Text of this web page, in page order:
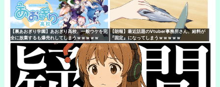
【裏あおぎり学園】あおぎり高校、一般ウケを完
全に放棄するも爆売れしてしまうｗｗｗｗｗ
【朗報】最近話題のVtuber事務所さん、給料が
『固定』になってしまうｗｗｗｗｗ